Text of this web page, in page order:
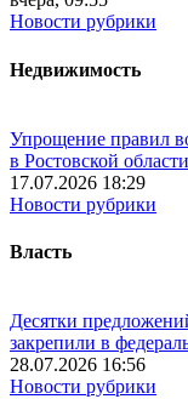
Новости рубрики
Недвижимость
Упрощение правил
в Ростовской
17.07.2026 18:29
Новости рубрики
Власть
Десятки
закрепили в
28.07.2026 16:56
Новости рубрики